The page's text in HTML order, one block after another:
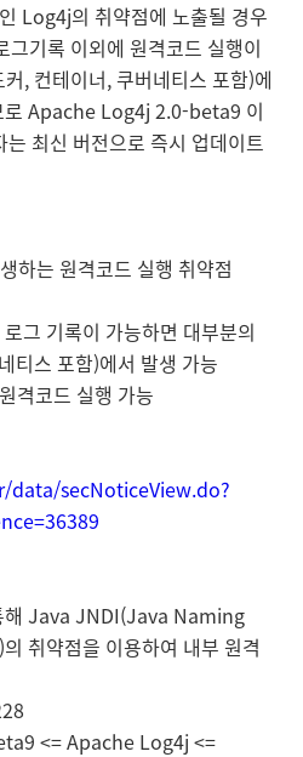
Log4j의 취약점에 노출될 경우
기록 이외에 원격코드 실행이
, 컨테이너, 쿠버네티스 포함)에
로 Apache Log4j 2.0-beta9 이
최신 버전으로 즉시 업데이트
하는 원격코드 실행 취약점
그 기록이 가능하면 대부분의
티스 포함)에서 발생 가능
격코드 실행 가능
secNoticeView.do?
해 Java JNDI(Java Naming
취약점을 이용하여 내부 원격
<= Apache Log4j <=